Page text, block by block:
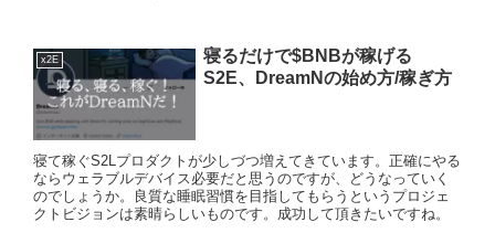
x2E
寝るだけで$BNBが稼げる
S2E、DreamNの始め方/稼ぎ方
寝て稼ぐS2Lプロダクトが少しづつ増えてきています。正確にやる
ならウェラブルデバイス必要だと思うのですが、どうなっていく
のでしょうか。良質な睡眠習慣を目指してもらうというプロジェ
クトビジョンは素晴らしいものです。成功して頂きたいですね。